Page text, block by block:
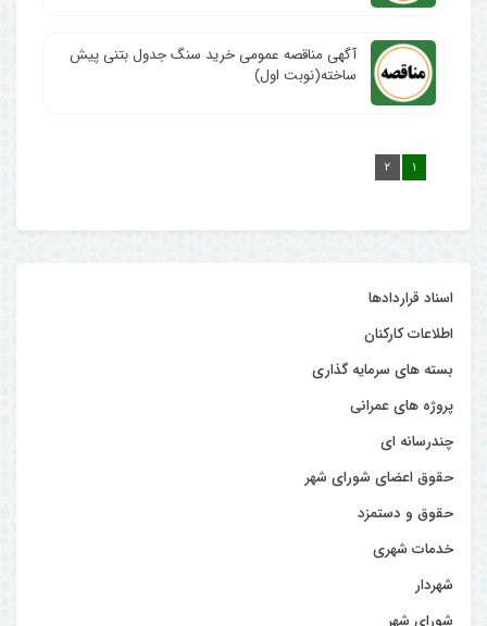
آگهی مناقصه عمومی خرید سنگ جدول بتنی پیش
ساخته(نوبت اول)
۱ ۲
اسناد قراردادها
اطلاعات کارکنان
بسته های سرمایه گذاری
پروژه های عمرانی
چندرسانه ای
حقوق اعضای شورای شهر
حقوق و دستمزد
خدمات شهری
شهردار
شورای شهر